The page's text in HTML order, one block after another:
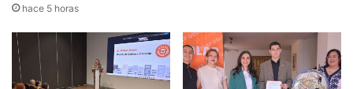
hace 5 horas